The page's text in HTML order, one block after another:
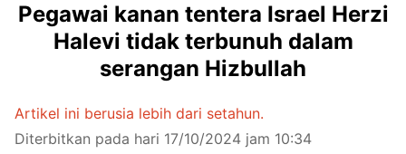
Pegawai kanan tentera Israel Herzi
Halevi tidak terbunuh dalam
serangan Hizbullah
Artikel ini berusia lebih dari setahun.
Diterbitkan pada hari 17/10/2024 jam 10:34